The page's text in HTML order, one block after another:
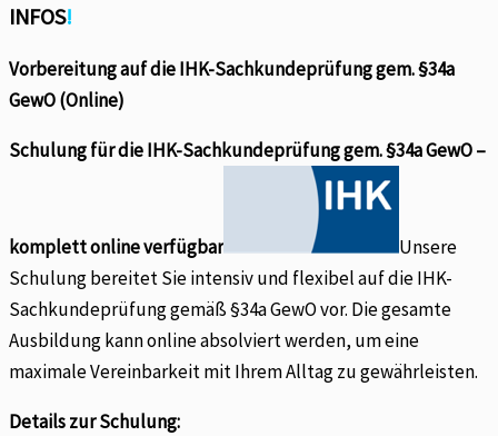
INFOS!
Vorbereitung auf die IHK-Sachkundeprüfung gem. §34a
GewO (Online)
Schulung für die IHK-Sachkundeprüfung gem. §34a GewO –
komplett online verfügbar
Unsere
Schulung bereitet Sie intensiv und flexibel auf die IHK-
Sachkundeprüfung gemäß §34a GewO vor. Die gesamte
Ausbildung kann online absolviert werden, um eine
maximale Vereinbarkeit mit Ihrem Alltag zu gewährleisten.
Details zur Schulung: